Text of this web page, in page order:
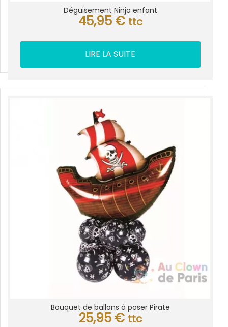
Déguisement Ninja enfant
45,95 € ttc
LIRE LA SUITE
Bouquet de ballons à poser Pirate
25,95 € ttc